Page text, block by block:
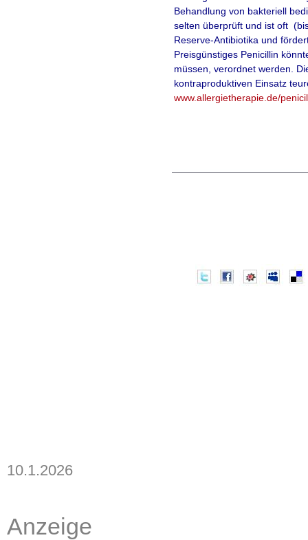
Behandlung von bakteriell
selten überprüft und ist oft
Reserve-Antibiotika und
Preisgünstiges Penicillin
müssen, verordnet werden.
kontraproduktiven Einsatz
www.allergietherapie.de/
10.1.2026
Anzeige